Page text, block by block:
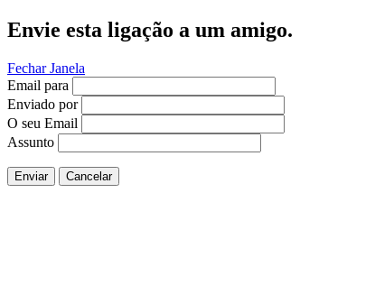
Envie esta ligação a um amigo.
Fechar Janela
Email para
Enviado por
O seu Email
Assunto
Enviar Cancelar